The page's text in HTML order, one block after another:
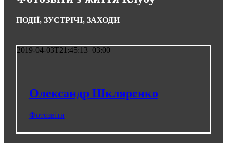
ПОДІЇ, ЗУСТРІЧІ, ЗАХОДИ
2019-04-03T21:45:13+03:00
Олександр Шкляренко
Фотозвіти